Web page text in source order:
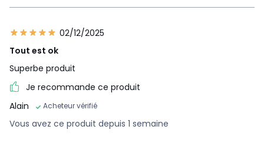
02/12/2025
Tout est ok
Superbe produit
Je recommande ce produit
Alain
Acheteur vérifié
Vous avez ce produit depuis 1 semaine